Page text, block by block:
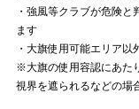
・強風等クラブが危険
ます
・大旗使用可能エリア
※大旗の使用容認にあた
視界を遮られるなどの場